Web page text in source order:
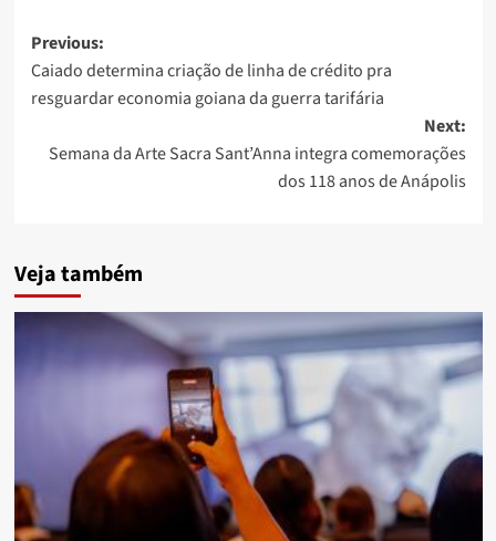
Post
navigation
Previous:
Caiado determina criação de linha de crédito pra
resguardar economia goiana da guerra tarifária
Next:
Semana da Arte Sacra Sant’Anna integra comemorações
dos 118 anos de Anápolis
Veja também